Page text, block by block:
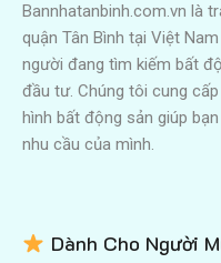
Bannhatanbinh.com.vn là
quận Tân Bình tại Việt
người đang tìm kiếm bất
đầu tư. Chúng tôi cung
hình bất động sản giúp
nhu cầu của mình.
Dành Cho Người